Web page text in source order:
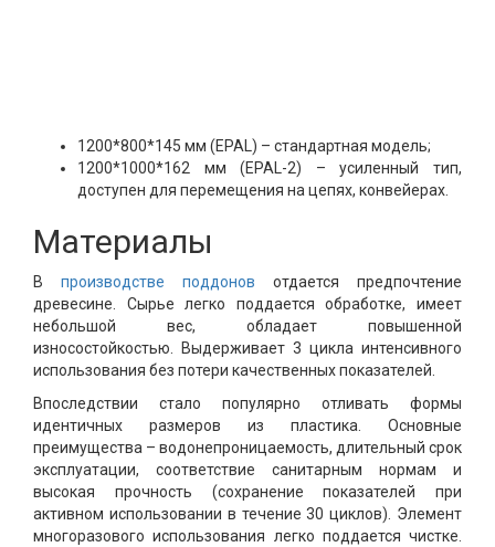
1200*800*145 мм (EPAL) – стандартная модель;
1200*1000*162 мм (EPAL-2) – усиленный тип,
доступен для перемещения на цепях, конвейерах.
Материалы
В производстве поддонов отдается предпочтение
древесине. Сырье легко поддается обработке, имеет
небольшой вес, обладает повышенной
износостойкостью. Выдерживает 3 цикла интенсивного
использования без потери качественных показателей.
Впоследствии стало популярно отливать формы
идентичных размеров из пластика. Основные
преимущества – водонепроницаемость, длительный срок
эксплуатации, соответствие санитарным нормам и
высокая прочность (сохранение показателей при
активном использовании в течение 30 циклов). Элемент
многоразового использования легко поддается чистке.